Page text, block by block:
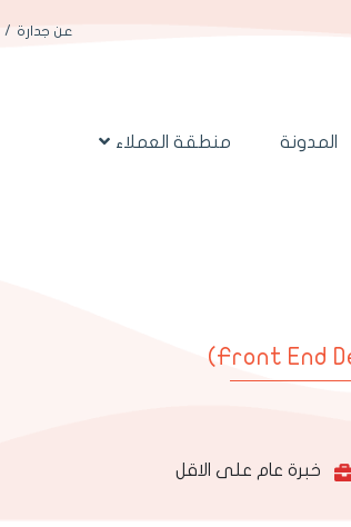
عن جدارة
المدونة منطقة العملاء
خبرة عام على الاقل